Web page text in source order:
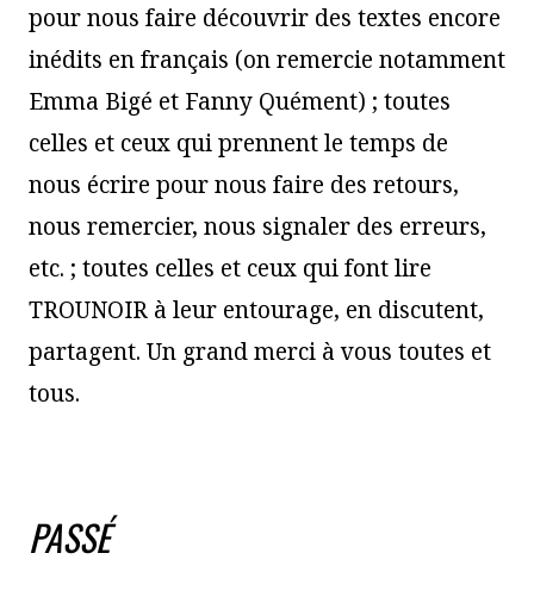
pour nous faire découvrir des textes encore
inédits en français (on remercie notamment
Emma Bigé et Fanny Quément) ; toutes
celles et ceux qui prennent le temps de
nous écrire pour nous faire des retours,
nous remercier, nous signaler des erreurs,
etc. ; toutes celles et ceux qui font lire
TROUNOIR à leur entourage, en discutent,
partagent. Un grand merci à vous toutes et
tous.
PASSÉ